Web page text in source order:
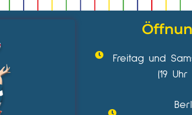
Freitag und
(19